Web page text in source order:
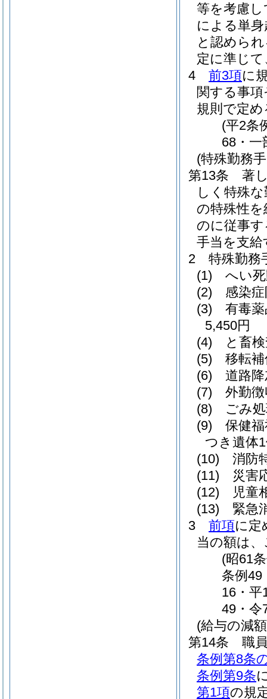
等を考慮
による単
と認めら
定に準じ
4
前3項に
関する事
規則で定め
(平2条
68・一
(特殊勤務
第13条
著
しく特殊
の特殊性
のに従事
手当を支
2
特殊勤務
(1)
へい
(2)
感染
(3)
有毒
5,450円
(4)
と畜
(5)
移転
(6)
道路
(7)
外勤
(8)
ごみ
(9)
保健
つき遺体
(10)
消防
(11)
災害
(12)
児童
(13)
緊急
3
前項に定
当の額は
(昭61
条例49
16・平
49・令
(給与の減
第14条
職
条例第8条
条例第9条
第1項の規